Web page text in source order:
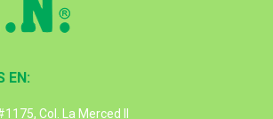
EN:
Col. La Merced II